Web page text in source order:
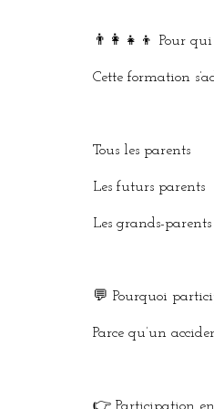
👨‍👩‍👧‍👦 Pour qui
Cette formation
Tous les parents
Les futurs parents
Les grands-
💬 Pourquoi
Parce qu’un
👉 Participation